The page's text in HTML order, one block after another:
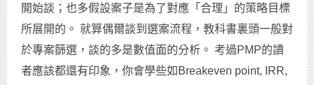
開始談；也多假設案子是為了對應「合理」的策略目標
所展開的。 就算偶爾談到選案流程，教科書裏頭一般對
於專案篩選，談的多是數值面的分析。 考過PMP的讀
者應該都還有印象，你會學些如Breakeven point, IRR,